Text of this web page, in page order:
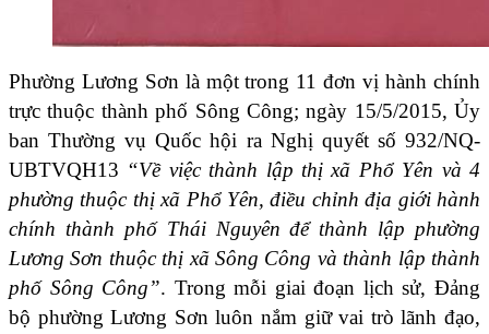
Phường Lương Sơn là một trong 11 đơn vị hành chính
trực thuộc thành phố Sông Công; ngày 15/5/2015, Ủy
ban Thường vụ Quốc hội ra Nghị quyết số 932/NQ-
UBTVQH13 “Về việc thành lập thị xã Phổ Yên và 4
phường thuộc thị xã Phổ Yên, điều chỉnh địa giới hành
chính thành phố Thái Nguyên để thành lập phường
Lương Sơn thuộc thị xã Sông Công và thành lập thành
phố Sông Công”. Trong mỗi giai đoạn lịch sử, Đảng
bộ phường Lương Sơn luôn nắm giữ vai trò lãnh đạo,